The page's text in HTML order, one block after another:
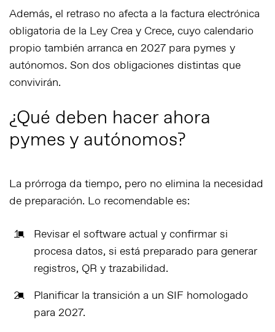
Además, el retraso no afecta a la factura electrónica
obligatoria de la Ley Crea y Crece, cuyo calendario
propio también arranca en 2027 para pymes y
autónomos. Son dos obligaciones distintas que
convivirán.
¿Qué deben hacer ahora
pymes y autónomos?
La prórroga da tiempo, pero no elimina la necesidad
de preparación. Lo recomendable es:
Revisar el software actual y confirmar si
procesa datos, si está preparado para generar
registros, QR y trazabilidad.
Planificar la transición a un SIF homologado
para 2027.